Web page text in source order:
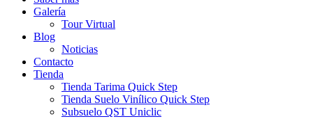
Galería
Tour Virtual
Blog
Noticias
Contacto
Tienda
Tienda Tarima Quick Step
Tienda Suelo Vinílico Quick Step
Subsuelo QST Uniclic